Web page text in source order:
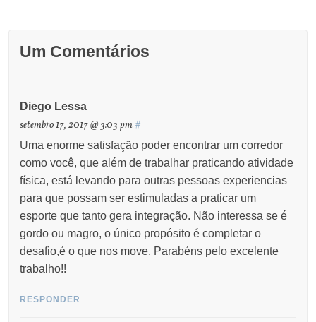
Um Comentários
Diego Lessa
setembro 17, 2017 @ 3:03 pm #
Uma enorme satisfação poder encontrar um corredor
como você, que além de trabalhar praticando atividade
física, está levando para outras pessoas experiencias
para que possam ser estimuladas a praticar um
esporte que tanto gera integração. Não interessa se é
gordo ou magro, o único propósito é completar o
desafio,é o que nos move. Parabéns pelo excelente
trabalho!!
RESPONDER